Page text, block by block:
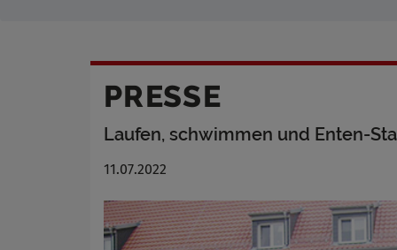
PRESSE
Laufen, schwimmen und Enten-
11.07.2022